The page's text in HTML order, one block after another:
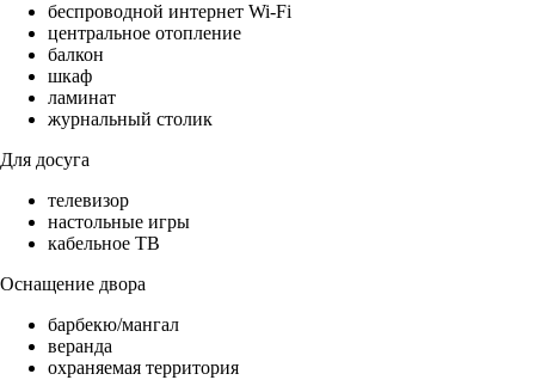
беспроводной интернет Wi-Fi
центральное отопление
балкон
шкаф
ламинат
журнальный столик
Для досуга
телевизор
настольные игры
кабельное ТВ
Оснащение двора
барбекю/мангал
веранда
охраняемая территория